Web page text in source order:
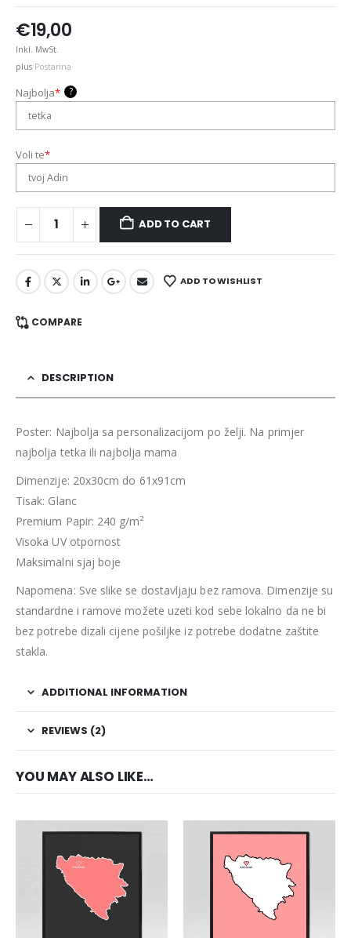
€19,00
Inkl. MwSt.
plus Postarina
Najbolja* ?
Voli te*
ADD TO CART
ADD TO WISHLIST
COMPARE
DESCRIPTION
Poster: Najbolja sa personalizacijom po želji. Na primjer
najbolja tetka ili najbolja mama
Dimenzije: 20x30cm do 61x91cm
Tisak: Glanc
Premium Papir: 240 g/m²
Visoka UV otpornost
Maksimalni sjaj boje
Napomena: Sve slike se dostavljaju bez ramova. Dimenzije su
standardne i ramove možete uzeti kod sebe lokalno da ne bi
bez potrebe dizali cijene pošiljke iz potrebe dodatne zaštite
stakla.
ADDITIONAL INFORMATION
REVIEWS (2)
YOU MAY ALSO LIKE…